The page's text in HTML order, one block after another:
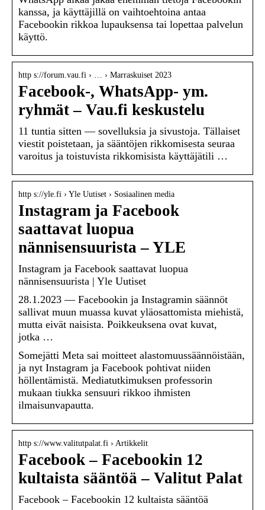
kanssa, ja käyttäjillä on vaihtoehtoina antaa
Facebookin rikkoa lupauksensa tai lopettaa palvelun
käyttö.
http s://forum.vau.fi › … › Marraskuiset 2023
Facebook-, WhatsApp- ym.
ryhmät – Vau.fi keskustelu
11 tuntia sitten — sovelluksia ja sivustoja. Tällaiset
viestit poistetaan, ja sääntöjen rikkomisesta seuraa
varoitus ja toistuvista rikkomisista käyttäjätili …
http s://yle.fi › Yle Uutiset › Sosiaalinen media
Instagram ja Facebook
saattavat luopua
nännisensuurista – YLE
Instagram ja Facebook saattavat luopua
nännisensuurista | Yle Uutiset
28.1.2023 — Facebookin ja Instagramin säännöt
sallivat muun muassa kuvat yläosattomista miehistä,
mutta eivät naisista. Poikkeuksena ovat kuvat,
jotka …
Somejätti Meta sai moitteet alastomuussäännöistään,
ja nyt Instagram ja Facebook pohtivat niiden
höllentämistä. Mediatutkimuksen professorin
mukaan tiukka sensuuri rikkoo ihmisten
ilmaisunvapautta.
http s://www.valitutpalat.fi › Artikkelit
Facebook – Facebookin 12
kultaista sääntöä – Valitut Palat
Facebook – Facebookin 12 kultaista sääntöä